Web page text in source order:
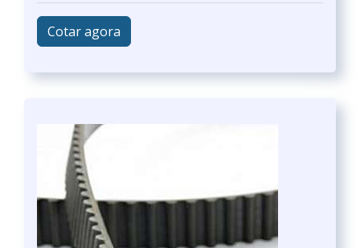
Cotar agora